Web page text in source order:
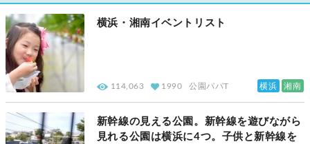
横浜・湘南イベントリスト
114,063 1990 公園パパT 横浜 湘南
新幹線の見える公園。新幹線を遊びながら
見れる公園は横浜に4つ。子供と新幹線を